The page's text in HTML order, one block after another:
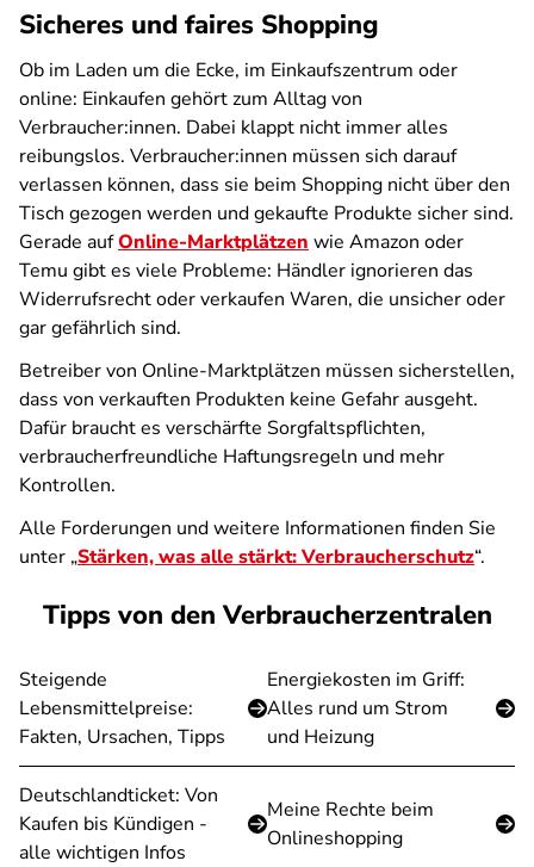
Sicheres und faires Shopping
Ob im Laden um die Ecke, im Einkaufszentrum oder
online: Einkaufen gehört zum Alltag von
Verbraucher:innen. Dabei klappt nicht immer alles
reibungslos. Verbraucher:innen müssen sich darauf
verlassen können, dass sie beim Shopping nicht über den
Tisch gezogen werden und gekaufte Produkte sicher sind.
Gerade aufOnline-Marktplätzen wie Amazon oder
Temu gibt es viele Probleme: Händler ignorieren das
Widerrufsrecht oder verkaufen Waren, die unsicher oder
gar gefährlich sind.
Betreiber von Online-Marktplätzen müssen sicherstellen,
dass von verkauften Produkten keine Gefahr ausgeht.
Dafür braucht es verschärfte Sorgfaltspflichten,
verbraucherfreundliche Haftungsregeln und mehr
Kontrollen.
Alle Forderungen und weitere Informationen finden Sie
unter „Stärken, was alle stärkt: Verbraucherschutz“.
Tipps von den Verbraucherzentralen
Steigende
Lebensmittelpreise:
Fakten, Ursachen, Tipps
Energiekosten im Griff:
Alles rund um Strom
und Heizung
Deutschlandticket: Von
Kaufen bis Kündigen -
alle wichtigen Infos
Meine Rechte beim
Onlineshopping